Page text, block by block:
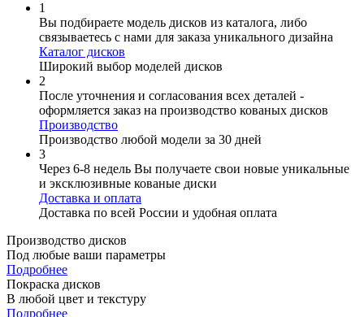
1
Вы подбираете модель дисков из каталога, либо
связываетесь с нами для заказа уникального дизайна
Каталог дисков
Широкий выбор моделей дисков
2
После уточнения и согласования всех деталей -
оформляется заказ на производство кованых дисков
Производство
Производство любой модели за 30 дней
3
Через 6-8 недель Вы получаете свои новые уникальные
и эксклюзивные кованые диски
Доставка и оплата
Доставка по всей России и удобная оплата
Производство дисков
Под любые ваши параметры
Подробнее
Покраска дисков
В любой цвет и текстуру
Подробнее